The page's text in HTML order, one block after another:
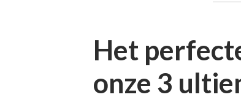
Het
onze 3